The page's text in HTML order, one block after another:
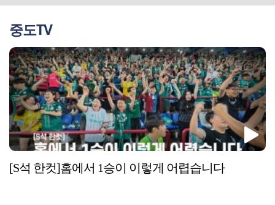
중도TV
[S석 한컷]홈에서 1승이 이렇게 어렵습니다